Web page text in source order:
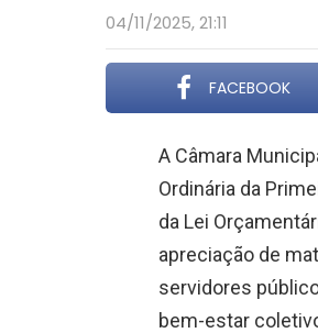
04/11/2025, 21:11
FACEBOOK
A Câmara
Ordinária da
da Lei
apreciação de
servidores
bem-estar